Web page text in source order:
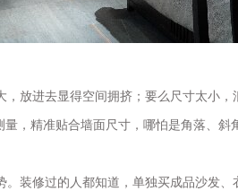
放进去显得空间拥挤；要么尺寸太小
，精准贴合墙面尺寸，哪怕是角落、斜
装修过的人都知道，单独买成品沙发